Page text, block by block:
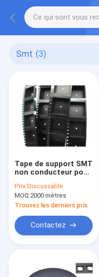
Smt (3)
Tape de support SMT
non conducteur pour
Prix:Discussable
MOQ:2000 mètres
Trouvez les derniers prix
Contactez